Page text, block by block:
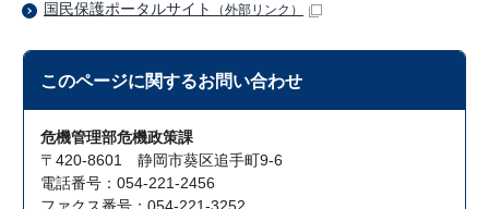
国民保護ポータルサイト （外部リンク）
このページに関するお問い合わせ
危機管理部危機政策課
〒420-8601 静岡市葵区追手町9-6
電話番号：054-221-2456